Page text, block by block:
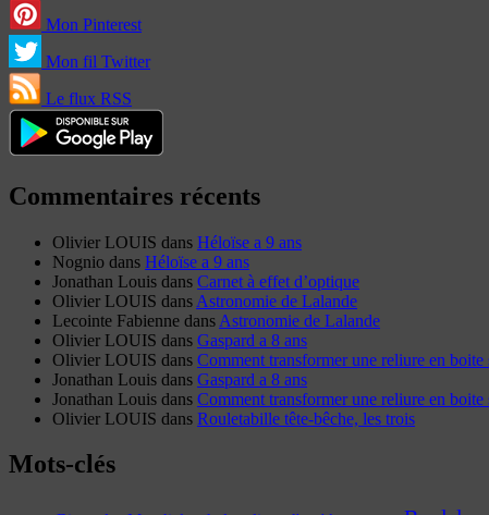
Mon Pinterest
Mon fil Twitter
Le flux RSS
Commentaires récents
Olivier LOUIS dans Héloïse a 9 ans
Nognio dans Héloïse a 9 ans
Jonathan Louis dans Carnet à effet d’optique
Olivier LOUIS dans Astronomie de Lalande
Lecointe Fabienne dans Astronomie de Lalande
Olivier LOUIS dans Gaspard a 8 ans
Olivier LOUIS dans Comment transformer une reliure en boite
Jonathan Louis dans Gaspard a 8 ans
Jonathan Louis dans Comment transformer une reliure en boite
Olivier LOUIS dans Rouletabille tête-bêche, les trois
Mots-clés